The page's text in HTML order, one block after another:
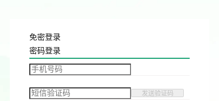
免密登录
密码登录
发送验证码